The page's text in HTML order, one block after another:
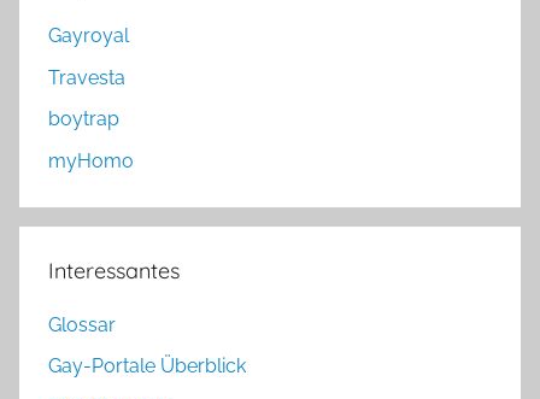
Gayroyal
Travesta
boytrap
myHomo
Interessantes
Glossar
Gay-Portale Überblick